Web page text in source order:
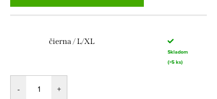
čierna / L/XL
Skladom
(>5 ks)